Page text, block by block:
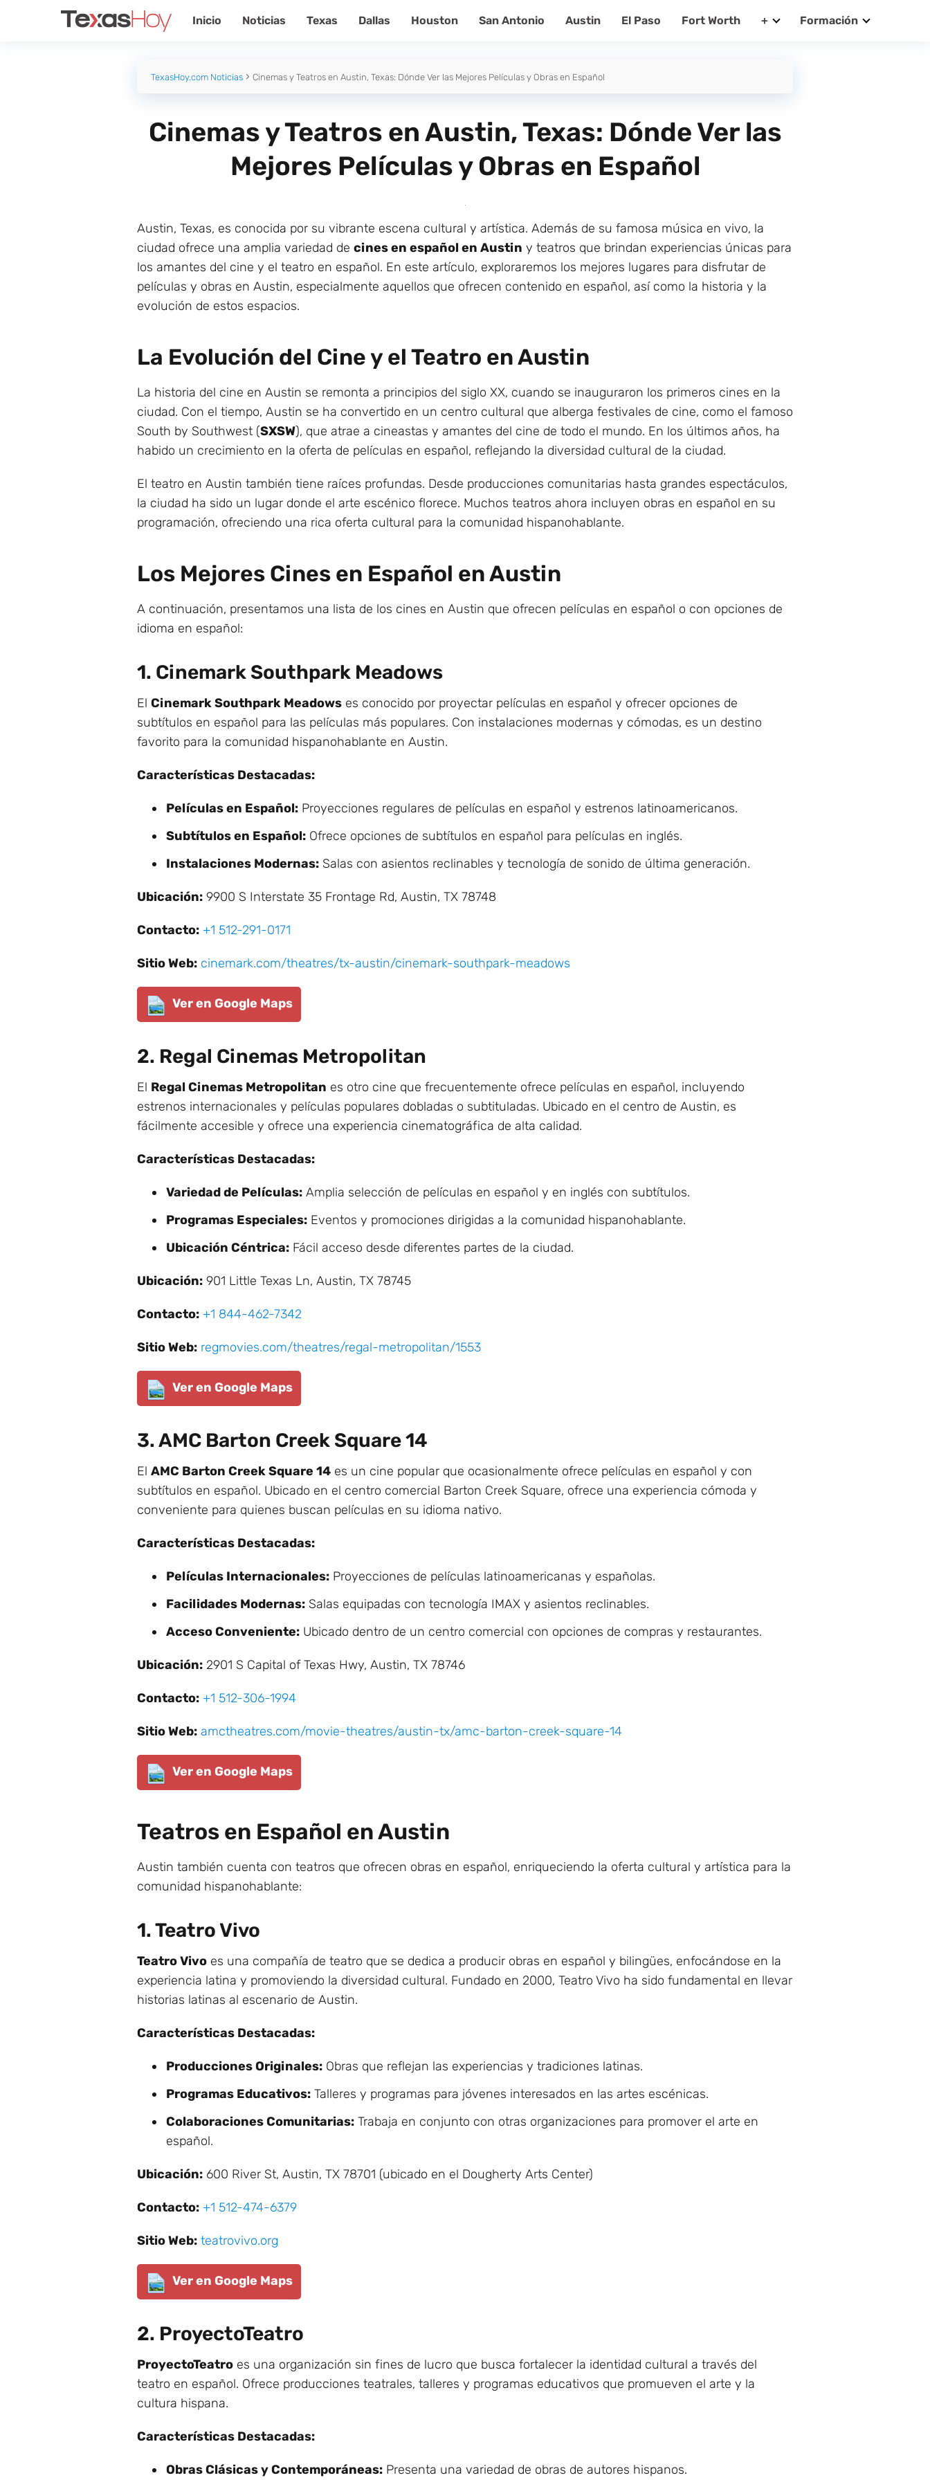
Inicio Noticias Texas Dallas Houston San Antonio Austin El Paso Fort Worth + Formación
TexasHoy.com Noticias Cinemas y Teatros en Austin, Texas: Dónde Ver las Mejores Películas y Obras en Español
Cinemas y Teatros en Austin, Texas: Dónde Ver las
Mejores Películas y Obras en Español
Austin, Texas, es conocida por su vibrante escena cultural y artística. Además de su famosa música en vivo, la
ciudad ofrece una amplia variedad de cines en español en Austin y teatros que brindan experiencias únicas para
los amantes del cine y el teatro en español. En este artículo, exploraremos los mejores lugares para disfrutar de
películas y obras en Austin, especialmente aquellos que ofrecen contenido en español, así como la historia y la
evolución de estos espacios.
La Evolución del Cine y el Teatro en Austin
La historia del cine en Austin se remonta a principios del siglo XX, cuando se inauguraron los primeros cines en la
ciudad. Con el tiempo, Austin se ha convertido en un centro cultural que alberga festivales de cine, como el famoso
South by Southwest (SXSW), que atrae a cineastas y amantes del cine de todo el mundo. En los últimos años, ha
habido un crecimiento en la oferta de películas en español, reflejando la diversidad cultural de la ciudad.
El teatro en Austin también tiene raíces profundas. Desde producciones comunitarias hasta grandes espectáculos,
la ciudad ha sido un lugar donde el arte escénico florece. Muchos teatros ahora incluyen obras en español en su
programación, ofreciendo una rica oferta cultural para la comunidad hispanohablante.
Los Mejores Cines en Español en Austin
A continuación, presentamos una lista de los cines en Austin que ofrecen películas en español o con opciones de
idioma en español:
1. Cinemark Southpark Meadows
El Cinemark Southpark Meadows es conocido por proyectar películas en español y ofrecer opciones de
subtítulos en español para las películas más populares. Con instalaciones modernas y cómodas, es un destino
favorito para la comunidad hispanohablante en Austin.
Características Destacadas:
Películas en Español: Proyecciones regulares de películas en español y estrenos latinoamericanos.
Subtítulos en Español: Ofrece opciones de subtítulos en español para películas en inglés.
Instalaciones Modernas: Salas con asientos reclinables y tecnología de sonido de última generación.
Ubicación: 9900 S Interstate 35 Frontage Rd, Austin, TX 78748
Contacto: +1 512-291-0171
Sitio Web: cinemark.com/theatres/tx-austin/cinemark-southpark-meadows
Ver en Google Maps
2. Regal Cinemas Metropolitan
El Regal Cinemas Metropolitan es otro cine que frecuentemente ofrece películas en español, incluyendo
estrenos internacionales y películas populares dobladas o subtituladas. Ubicado en el centro de Austin, es
fácilmente accesible y ofrece una experiencia cinematográfica de alta calidad.
Características Destacadas:
Variedad de Películas: Amplia selección de películas en español y en inglés con subtítulos.
Programas Especiales: Eventos y promociones dirigidas a la comunidad hispanohablante.
Ubicación Céntrica: Fácil acceso desde diferentes partes de la ciudad.
Ubicación: 901 Little Texas Ln, Austin, TX 78745
Contacto: +1 844-462-7342
Sitio Web: regmovies.com/theatres/regal-metropolitan/1553
Ver en Google Maps
3. AMC Barton Creek Square 14
El AMC Barton Creek Square 14 es un cine popular que ocasionalmente ofrece películas en español y con
subtítulos en español. Ubicado en el centro comercial Barton Creek Square, ofrece una experiencia cómoda y
conveniente para quienes buscan películas en su idioma nativo.
Características Destacadas:
Películas Internacionales: Proyecciones de películas latinoamericanas y españolas.
Facilidades Modernas: Salas equipadas con tecnología IMAX y asientos reclinables.
Acceso Conveniente: Ubicado dentro de un centro comercial con opciones de compras y restaurantes.
Ubicación: 2901 S Capital of Texas Hwy, Austin, TX 78746
Contacto: +1 512-306-1994
Sitio Web: amctheatres.com/movie-theatres/austin-tx/amc-barton-creek-square-14
Ver en Google Maps
Teatros en Español en Austin
Austin también cuenta con teatros que ofrecen obras en español, enriqueciendo la oferta cultural y artística para la
comunidad hispanohablante:
1. Teatro Vivo
Teatro Vivo es una compañía de teatro que se dedica a producir obras en español y bilingües, enfocándose en la
experiencia latina y promoviendo la diversidad cultural. Fundado en 2000, Teatro Vivo ha sido fundamental en llevar
historias latinas al escenario de Austin.
Características Destacadas:
Producciones Originales: Obras que reflejan las experiencias y tradiciones latinas.
Programas Educativos: Talleres y programas para jóvenes interesados en las artes escénicas.
Colaboraciones Comunitarias: Trabaja en conjunto con otras organizaciones para promover el arte en
español.
Ubicación: 600 River St, Austin, TX 78701 (ubicado en el Dougherty Arts Center)
Contacto: +1 512-474-6379
Sitio Web: teatrovivo.org
Ver en Google Maps
2. ProyectoTeatro
ProyectoTeatro es una organización sin fines de lucro que busca fortalecer la identidad cultural a través del
teatro en español. Ofrece producciones teatrales, talleres y programas educativos que promueven el arte y la
cultura hispana.
Características Destacadas:
Obras Clásicas y Contemporáneas: Presenta una variedad de obras de autores hispanos.